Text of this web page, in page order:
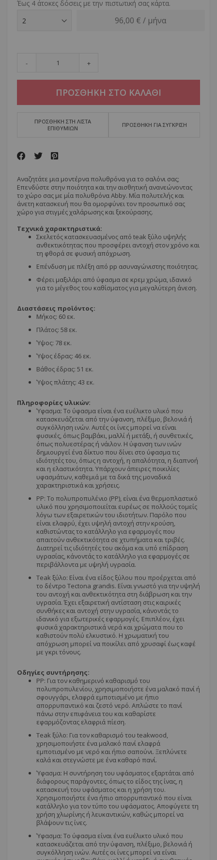
Έως 4 άτοκες δόσεις με την πιστωτική σας κάρτα.
96,00 € / μήνα
- +
ΠΡΟΣΘΗΚΗ ΣΤΟ ΚΑΛΑΘΙ
ΠΡΟΣΘΗΚΗ ΣΤΗ ΛΙΣΤΑ
ΕΠΙΘΥΜΙΩΝ
ΠΡΟΣΘΗΚΗ ΓΙΑ ΣΥΓΚΡΙΣΗ
Aναζητάτε μια μοντέρνα πολυθρόνα για το σαλόνι σας;
Επενδύστε στην ποιότητα και την αισθητική ανανεώνοντας
το χώρο σας με μία πολυθρόνα Abby. Μία πολυτελής και
άνετη κατασκευή που θα ομορφύνει τον προσωπικό σας
χώρο για στιγμές χαλάρωσης και ξεκούρασης.
Τεχνικά χαρακτηριστικά:
Σκελετός κατασκευασμένος από teak ξύλο υψηλής
ανθεκτικότητας που προσφέρει αντοχή στον χρόνο και
τη φθορά σε φυσική απόχρωση.
Επένδυση με πλέξη από pp ασυναγώνιστης ποιότητας.
Φέρει μαξιλάρι από ύφασμα σε κρεμ χρώμα, ιδανικό
για το μέγεθος του καθίσματος για μεγαλύτερη άνεση.
Διαστάσεις προϊόντος:
Μήκος: 60 εκ.
Πλάτος: 58 εκ.
Ύψος: 78 εκ.
Ύψος έδρας: 46 εκ.
Βάθος έδρας: 51 εκ.
Ύψος πλάτης: 43 εκ.
Πληροφορίες υλικών:
Ύφασμα: Το ύφασμα είναι ένα ευέλικτο υλικό που
κατασκευάζεται από την ύφανση, πλέξιμο, βελονιά ή
συγκόλληση ινών. Αυτές οι ίνες μπορεί να είναι
φυσικές, όπως βαμβάκι, μαλλί ή μετάξι, ή συνθετικές,
όπως πολυεστέρας ή νάιλον. Η ύφανση των ινών
δημιουργεί ένα δίκτυο που δίνει στο ύφασμα τις
ιδιότητές του, όπως η αντοχή, η απαλότητα, η διαπνοή
και η ελαστικότητα. Υπάρχουν άπειρες ποικιλίες
υφασμάτων, καθεμιά με τα δικά της μοναδικά
χαρακτηριστικά και χρήσεις.
PP: Το πολυπροπυλένιο (PP), είναι ένα θερμοπλαστικό
υλικό που χρησιμοποιείται ευρέως σε πολλούς τομείς
λόγω των εξαιρετικών του ιδιοτήτων. Παρόλο που
είναι ελαφρύ, έχει υψηλή αντοχή στην κρούση,
καθιστώντας το κατάλληλο για εφαρμογές που
απαιτούν ανθεκτικότητα σε χτυπήματα και τριβές.
Διατηρεί τις ιδιότητές του ακόμα και υπό επίδραση
υγρασίας, κάνοντάς το κατάλληλο για εφαρμογές σε
περιβάλλοντα με υψηλή υγρασία.
Τeak ξύλο: Είναι ένα είδος ξύλου που προέρχεται από
το δέντρο Tectona grandis. Είναι γνωστό για την υψηλή
του αντοχή και ανθεκτικότητα στη διάβρωση και την
υγρασία. Έχει εξαιρετική αντίσταση στις καιρικές
συνθήκες και αντοχή στην υγρασία, κάνοντάς το
ιδανικό για εξωτερικές εφαρμογές. Επιπλέον, έχει
φυσικά χαρακτηριστικά νερά και χρώματα που το
καθιστούν πολύ ελκυστικό. Η χρωματική του
απόχρωση μπορεί να ποικίλει από χρυσαφί έως καφέ
με γκρι τόνους.
Οδηγίες συντήρησης:
PP: Για τον καθημερινό καθαρισμό του
πολυπροπυλενίου, χρησιμοποιήστε ένα μαλακό πανί ή
σφουγγάρι, ελαφρά εμποτισμένο με ήπιο
απορρυπαντικό και ζεστό νερό. Απλώστε το πανί
πάνω στην επιφάνεια του και καθαρίστε
εφαρμόζοντας ελαφριά πίεση.
Teak ξύλο: Για τον καθαρισμό του teakwood,
χρησιμοποιήστε ένα μαλακό πανί ελαφρά
εμποτισμένο με νερό και ήπιο σαπούνι. Ξεπλύνετε
καλά και στεγνώστε με ένα καθαρό πανί.
Ύφασμα: Η συντήρηση του υφάσματος εξαρτάται από
διάφορους παράγοντες, όπως το είδος της ίνας, η
κατασκευή του υφάσματος και η χρήση του.
Χρησιμοποιήστε ένα ήπιο απορρυπαντικό που είναι
κατάλληλο για τον τύπο του υφάσματος. Αποφύγετε τη
χρήση χλωρίνης ή λευκαντικών, καθώς μπορεί να
βλάψουν τις ίνες.
Ύφασμα: Το ύφασμα είναι ένα ευέλικτο υλικό που
κατασκευάζεται από την ύφανση, πλέξιμο, βελονιά ή
συγκόλληση ινών. Αυτές οι ίνες μπορεί να είναι